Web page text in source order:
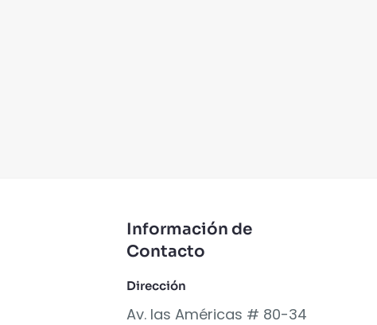
Información de
Contacto
Dirección
Av. las Américas # 80-34